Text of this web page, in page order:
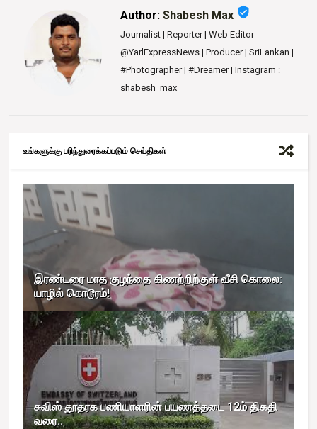
Author:Shabesh Max verified_user
Journalist | Reporter | Web Editor
@YarlExpressNews | Producer | SriLankan |
#Photographer | #Dreamer | Instagram :
shabesh_max
உங்களுக்கு பரிந்துரைக்கப்படும் செய்திகள்
இரண்டரை மாத குழந்தை கிணற்றிற்குள் வீசி கொலை:
யாழில் கொடூரம்!
சுவிஸ் தூதரக பணியாளரின் பயணத்தடை 12ம் திகதி
வரை..